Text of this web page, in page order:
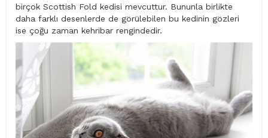
birçok Scottish Fold kedisi mevcuttur. Bununla birlikte
daha farklı desenlerde de görülebilen bu kedinin gözleri
ise çoğu zaman kehribar rengindedir.